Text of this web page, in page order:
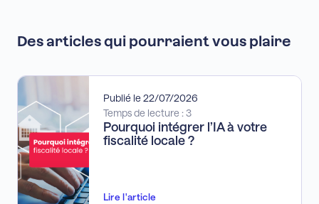
Des articles qui pourraient vous plaire
Publié le 22/07/2026
Temps de lecture : 3
Pourquoi intégrer l’IA à votre
fiscalité locale ?
Lire l'article